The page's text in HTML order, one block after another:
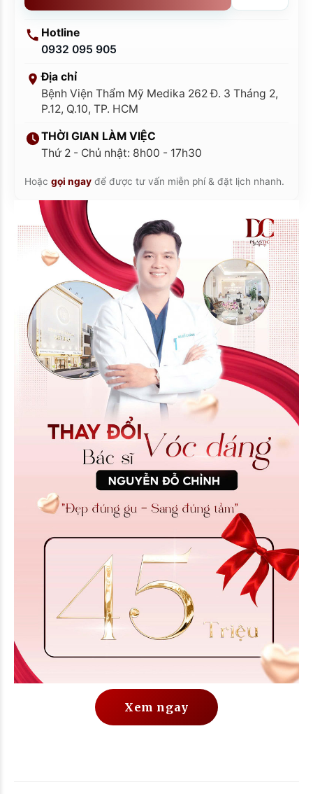
Hotline
0932 095 905
Địa chỉ
Bệnh Viện Thẩm Mỹ Medika 262 Đ. 3 Tháng 2,
P.12, Q.10, TP. HCM
THỜI GIAN LÀM VIỆC
Thứ 2 - Chủ nhật: 8h00 - 17h30
Hoặc gọi ngay để được tư vấn miễn phí & đặt lịch nhanh.
Xem ngay